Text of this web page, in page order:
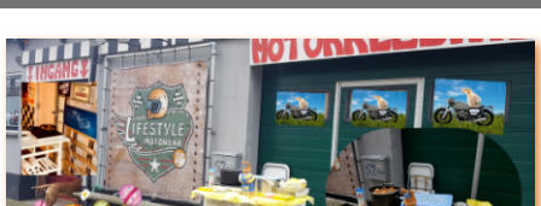
gebruikt
te
de